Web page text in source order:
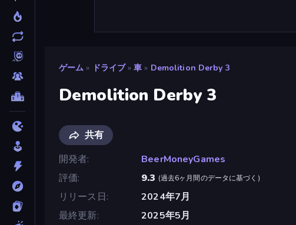
ゲーム » ドライブ » 車 » Demolition Derby 3
Demolition Derby 3
共有
開発者
BeerMoneyGames
評価
9.3 (過去6ヶ月間のデータに基づく )
リリース日
2024年7月
最終更新
2025年5月